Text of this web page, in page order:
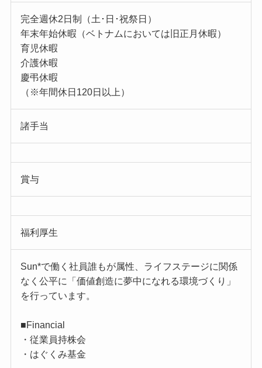
完全週休2日制（土･日･祝祭日）
年末年始休暇（ベトナムにおいては旧正月休暇）
育児休暇
介護休暇
慶弔休暇
（※年間休日120日以上）
諸手当
賞与
福利厚生
Sun*で働く社員誰もが属性、ライフステージに関係
なく公平に「価値創造に夢中になれる環境づくり」
を行っています。
■Financial
・従業員持株会
・はぐくみ基金